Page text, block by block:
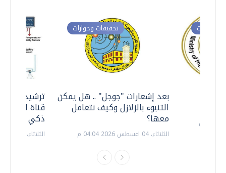
ترشيدا
قناة
ذكي
الثلاثاء، 14 يوليو 2026 06:11 م
تحقيقات وحوارات
بعد إشعارات "جوجل" .. هل يمكن
التنبوء بالزلازل وكيف نتعامل
معها؟
الثلاثاء، 04 اغسطس 2026 04:04 م
وحوارات